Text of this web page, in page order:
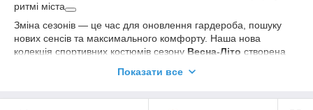
ритмі міста
Зміна сезонів — це час для оновлення гардероба, пошуку
нових сенсів та максимального комфорту. Наша нова
колекція спортивних костюмів сезону Весна-Літо створена
поєднали сучасні тренди вуличного стилю (streetwear) з
Показати все